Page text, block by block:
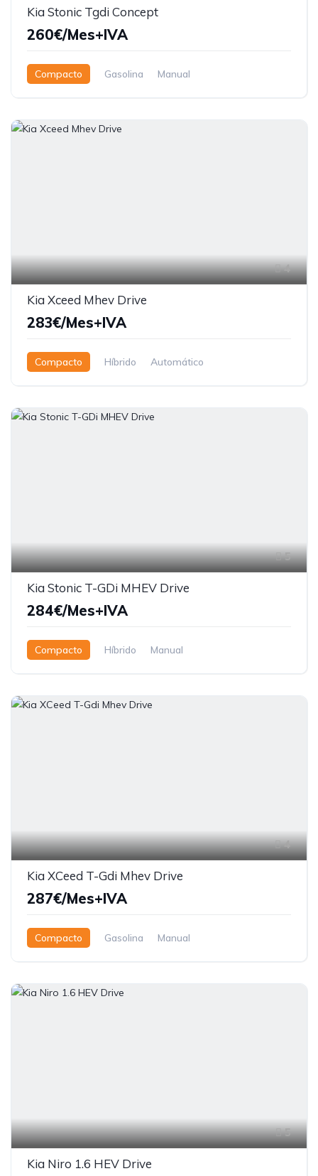
Kia Stonic Tgdi Concept
260€/Mes+IVA
Compacto Gasolina Manual
4
Kia Xceed Mhev Drive
283€/Mes+IVA
Compacto Híbrido Automático
5
Kia Stonic T-GDi MHEV Drive
284€/Mes+IVA
Compacto Híbrido Manual
4
Kia XCeed T-Gdi Mhev Drive
287€/Mes+IVA
Compacto Gasolina Manual
5
Kia Niro 1.6 HEV Drive